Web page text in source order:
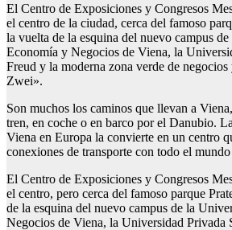
El Centro de Exposiciones y Congresos
el centro de la ciudad, cerca del famoso
la vuelta de la esquina del nuevo campus
Economía y Negocios de Viena, la
Freud y la moderna zona verde de
Zwei».
Son muchos los caminos que llevan a
tren, en coche o en barco por el Danubio.
Viena en Europa la convierte en un centro
conexiones de transporte con todo el mundo
El Centro de Exposiciones y Congresos
el centro, pero cerca del famoso parque
de la esquina del nuevo campus de la
Negocios de Viena, la Universidad Privada